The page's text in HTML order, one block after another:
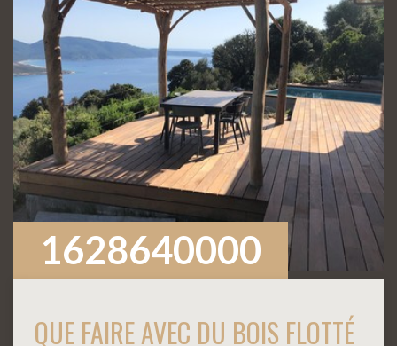
1628640000
QUE FAIRE AVEC DU BOIS FLOTTÉ